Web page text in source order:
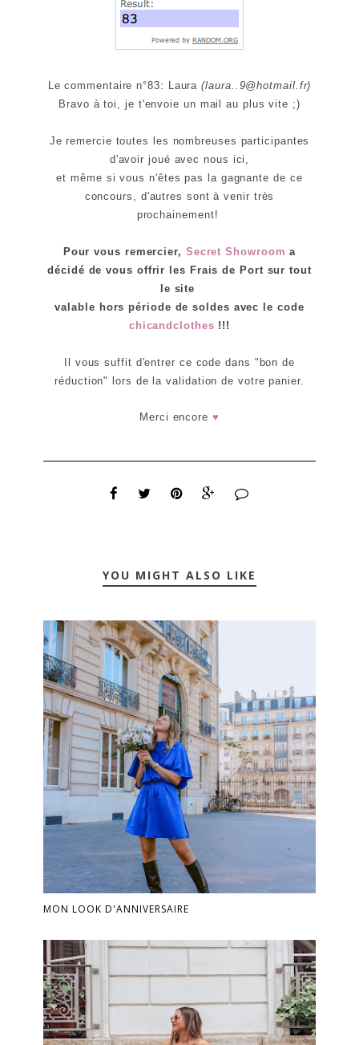
Le commentaire n°83: Laura(laura..9@hotmail.fr)
Bravo à toi, je t'envoie un mail au plus vite ;)
Je remercie toutes les nombreuses participantes
d'avoir joué avec nous ici,
et même si vous n'êtes pas la gagnante de ce
concours, d'autres sont à venir très
prochainement!
Pour vous remercier, Secret Showroom a
décidé de vous offrir les Frais de Port sur tout
le site
valable hors période de soldes avec le code
chicandclothes !!!
Il vous suffit d'entrer ce code dans "bon de
réduction" lors de la validation de votre panier.
Merci encore ♥
YOU MIGHT ALSO LIKE
MON LOOK D'ANNIVERSAIRE